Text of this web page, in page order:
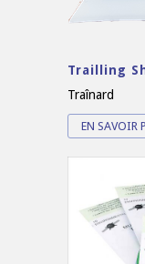
Trailling
Traînard
EN SAVOIR